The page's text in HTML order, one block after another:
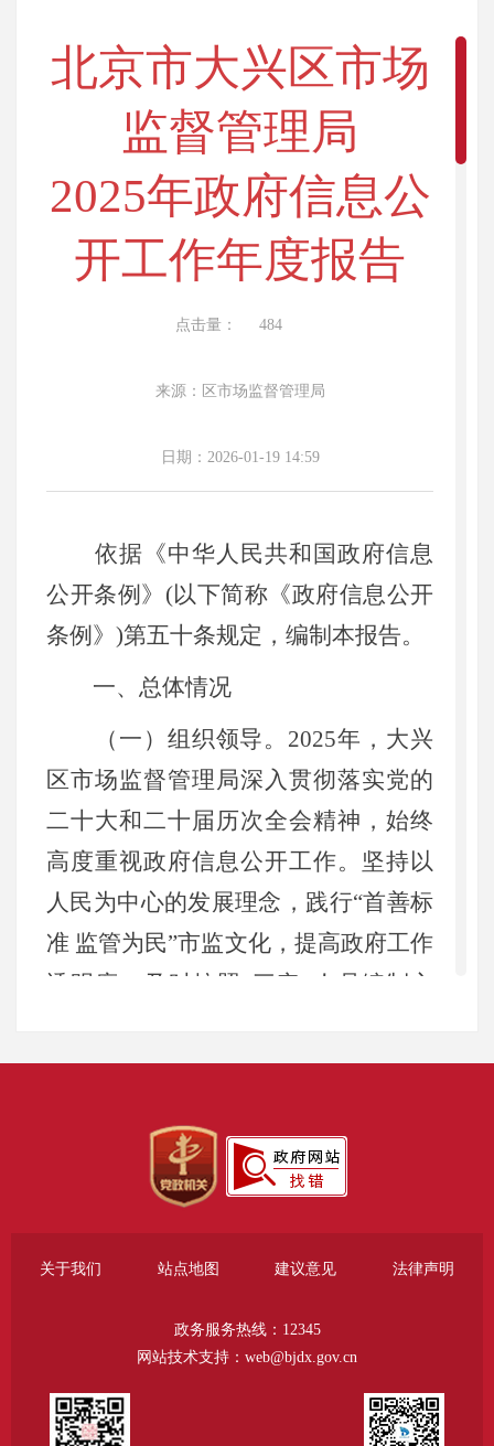
北京市大兴区市场
监督管理局
2025年政府信息公
开工作年度报告
点击量： 484
来源：区市场监督管理局
日期：2026-01-19 14:59
依据《中华人民共和国政府信息
公开条例》(以下简称《政府信息公开
条例》)第五十条规定，编制本报告。
一、总体情况
（一）组织领导。2025年，大兴
区市场监督管理局深入贯彻落实党的
二十大和二十届历次全会精神，始终
高度重视政府信息公开工作。坚持以
人民为中心的发展理念，践行“首善标
准 监管为民”市监文化，提高政府工作
透明度，及时按照“三定”人员编制方
常态公开、便民公开”工作原则，围
标，充分发挥政府信息对人民群众生
产、生活和经济社会活动的服务作
固法治政府建设工作成果，优化区域
坚实有力的支撑。
（二）主动公开。2025年，我局
关于我们 站点地图 建议意见 法律声明
政务服务热线：12345
网站技术支持：web@bjdx.gov.cn